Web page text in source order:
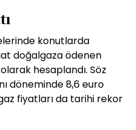
konutlarda
doğalgaza ödenen
hesaplandı. Söz
döneminde 8,6 euro
fiyatları da tarihi rekor